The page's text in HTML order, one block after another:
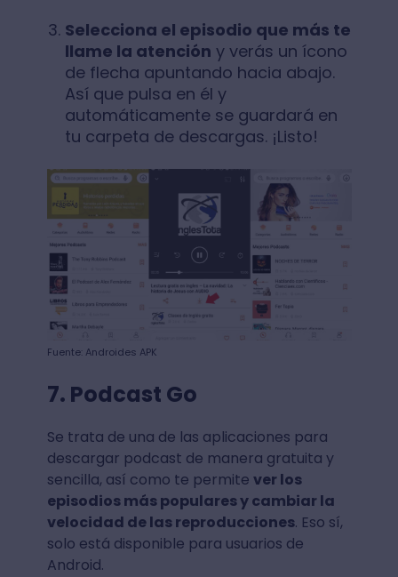
Selecciona el episodio que más te
llame la atención y verás un ícono
de flecha apuntando hacia abajo.
Así que pulsa en él y
automáticamente se guardará en
tu carpeta de descargas. ¡Listo!
Fuente: Androides APK
7. Podcast Go
Se trata de una de las aplicaciones para
descargar podcast de manera gratuita y
sencilla, así como te permite ver los
episodios más populares y cambiar la
velocidad de las reproducciones. Eso sí,
solo está disponible para usuarios de
Android.